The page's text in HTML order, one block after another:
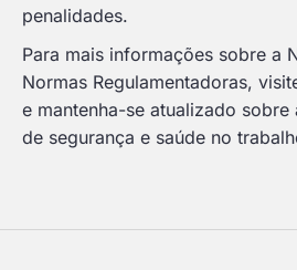
penalidades.
Para mais informações sobre a
Normas Regulamentadoras,
e mantenha-se atualizado
de segurança e saúde no